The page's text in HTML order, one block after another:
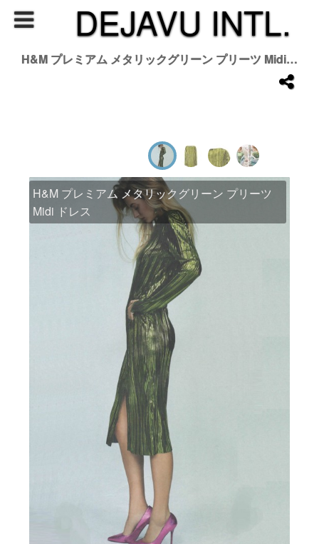
DEJAVU INTL.
H&M プレミアム メタリックグリーン プリーツ Midi ドレス
H&M プレミアム メタリックグリーン プリーツ
Midi ドレス